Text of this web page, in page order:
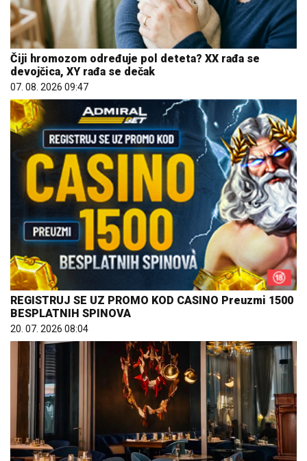
Čiji hromozom određuje pol deteta? XX rađa se
devojčica, XY rađa se dečak
07. 08. 2026 09:47
REGISTRUJ SE UZ PROMO KOD CASINO Preuzmi 1500
BESPLATNIH SPINOVA
20. 07. 2026 08:04